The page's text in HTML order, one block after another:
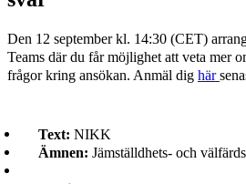
Den 12 september kl. 14:30 (CET)
Teams där du får möjlighet att veta mer
frågor kring ansökan. Anmäl dig här
Text: NIKK
Ämnen: Jämställdhets- och